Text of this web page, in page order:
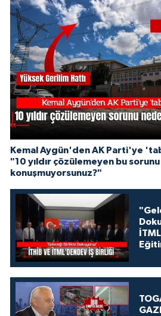
Kemal Aygün'den AK Parti'ye
"10 yıldır çözülemeyen bu
konuşmuyorsunuz?"